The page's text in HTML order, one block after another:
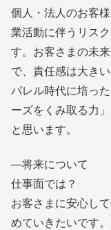
個人・法人のお客
業活動に伴うリス
す。お客さまの未
で、責任感は大き
パレル時代に培っ
ーズをくみ取る力
と思います。
―将来について
仕事面では？
お客さまに安心し
めていきたいです